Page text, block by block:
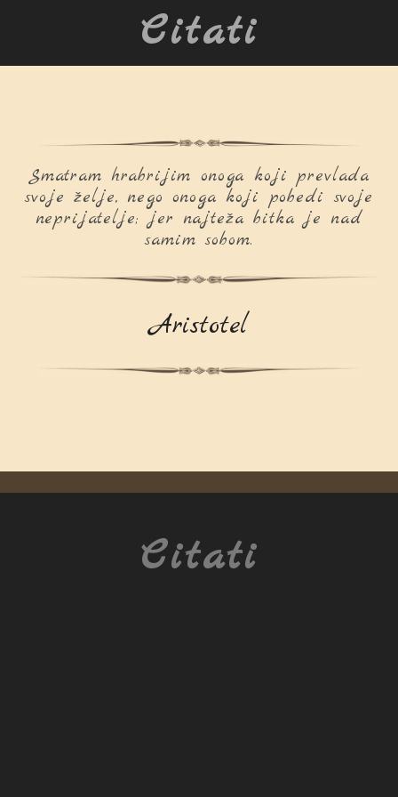
Citati
Smatram hrabrijim onoga koji prevlada
svoje želje, nego onoga koji pobedi svoje
neprijatelje; jer najteža bitka je nad
samim sobom.
Aristotel
Citati